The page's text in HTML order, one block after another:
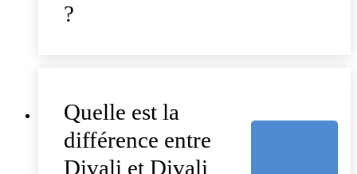
?
Quelle est la
différence entre
Divali et Divali